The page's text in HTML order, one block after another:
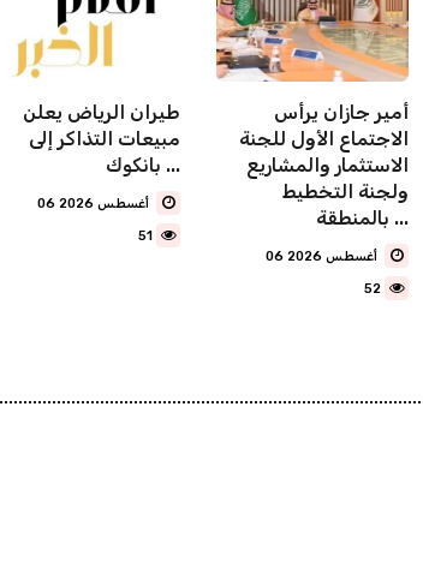
طيران الرياض يعلن
مبيعات التذاكر إلى
بانكوك ...
51
أمير جازان يرأس
الاجتماع الأول للجنة
الاستثمار والمشاريع
ولجنة التخطيط
بالمنطقة ...
52